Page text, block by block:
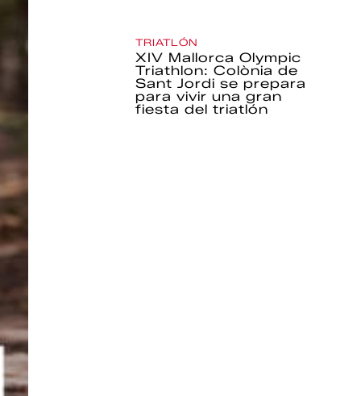
TRIATLÓN
XIV Mallorca Olympic
Triathlon: Colònia de
Sant Jordi se prepara
para vivir una gran
fiesta del triatlón